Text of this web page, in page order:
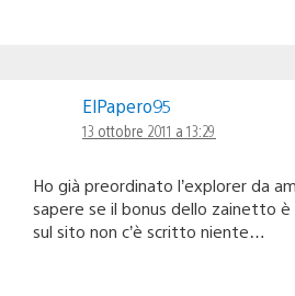
ElPapero95
13 ottobre 2011 a 13:29
Ho già preordinato l’explorer da
sapere se il bonus dello zainetto
sul sito non c’è scritto niente…